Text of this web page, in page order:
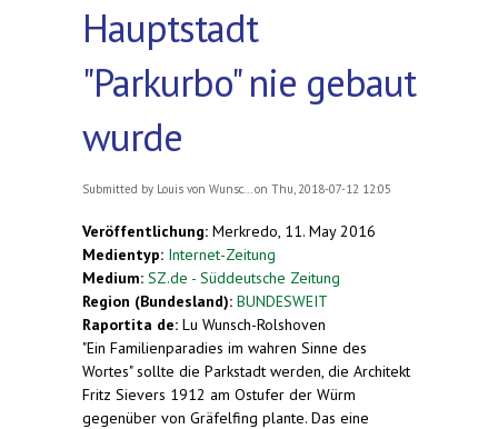
Hauptstadt
"Parkurbo" nie gebaut
wurde
Submitted by Louis von Wunsc... on Thu, 2018-07-12 12:05
Veröffentlichung: Merkredo, 11. May 2016
Medientyp: Internet-Zeitung
Medium: SZ.de - Süddeutsche Zeitung
Region (Bundesland): BUNDESWEIT
Raportita de: Lu Wunsch-Rolshoven
"Ein Familienparadies im wahren Sinne des
Wortes" sollte die Parkstadt werden, die Architekt
Fritz Sievers 1912 am Ostufer der Würm
gegenüber von Gräfelfing plante. Das eine